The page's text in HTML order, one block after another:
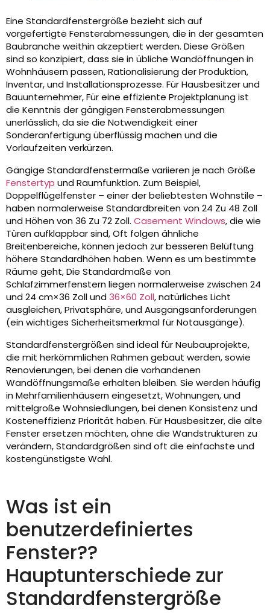
Eine Standardfenstergröße bezieht sich auf
vorgefertigte Fensterabmessungen, die in der gesamten
Baubranche weithin akzeptiert werden. Diese Größen
sind so konzipiert, dass sie in übliche Wandöffnungen in
Wohnhäusern passen, Rationalisierung der Produktion,
Inventar, und Installationsprozesse. Für Hausbesitzer und
Bauunternehmer, Für eine effiziente Projektplanung ist
die Kenntnis der gängigen Fensterabmessungen
unerlässlich, da sie die Notwendigkeit einer
Sonderanfertigung überflüssig machen und die
Vorlaufzeiten verkürzen.
Gängige Standardfenstermaße variieren je nach Größe
Fenstertyp und Raumfunktion. Zum Beispiel,
Doppelflügelfenster – einer der beliebtesten Wohnstile –
haben normalerweise Standardbreiten von 24 Zu 48 Zoll
und Höhen von 36 Zu 72 Zoll. Casement Windows, die wie
Türen aufklappbar sind, Oft folgen ähnliche
Breitenbereiche, können jedoch zur besseren Belüftung
höhere Standardhöhen haben. Wenn es um bestimmte
Räume geht, Die Standardmaße von
Schlafzimmerfenstern liegen normalerweise zwischen 24
und 24 cm×36 Zoll und 36×60 Zoll, natürliches Licht
ausgleichen, Privatsphäre, und Ausgangsanforderungen
(ein wichtiges Sicherheitsmerkmal für Notausgänge).
Standardfenstergrößen sind ideal für Neubauprojekte,
die mit herkömmlichen Rahmen gebaut werden, sowie
Renovierungen, bei denen die vorhandenen
Wandöffnungsmaße erhalten bleiben. Sie werden häufig
in Mehrfamilienhäusern eingesetzt, Wohnungen, und
mittelgroße Wohnsiedlungen, bei denen Konsistenz und
Kosteneffizienz Priorität haben. Für Hausbesitzer, die alte
Fenster ersetzen möchten, ohne die Wandstrukturen zu
verändern, Standardgrößen sind oft die einfachste und
kostengünstigste Wahl.
Was ist ein
benutzerdefiniertes
Fenster??
Hauptunterschiede zur
Standardfenstergröße